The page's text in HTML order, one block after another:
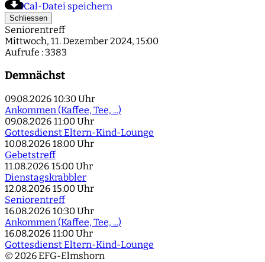
iCal-Datei speichern
Schliessen
Seniorentreff
Mittwoch, 11. Dezember 2024, 15:00
Aufrufe : 3383
Demnächst
09.08.2026 10:30 Uhr
Ankommen (Kaffee, Tee, ...)
09.08.2026 11:00 Uhr
Gottesdienst Eltern-Kind-Lounge
10.08.2026 18:00 Uhr
Gebetstreff
11.08.2026 15:00 Uhr
Dienstagskrabbler
12.08.2026 15:00 Uhr
Seniorentreff
16.08.2026 10:30 Uhr
Ankommen (Kaffee, Tee, ...)
16.08.2026 11:00 Uhr
Gottesdienst Eltern-Kind-Lounge
© 2026 EFG-Elmshorn